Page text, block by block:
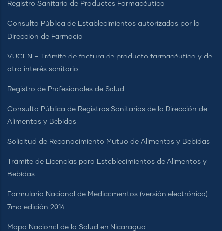
Registro Sanitario de Productos Farmacéutico
Consulta Pública de Establecimientos autorizados por la
Dirección de Farmacia
VUCEN – Trámite de factura de producto farmacéutico y de
otro interés sanitario
Registro de Profesionales de Salud
Consulta Pública de Registros Sanitarios de la Dirección de
Alimentos y Bebidas
Solicitud de Reconocimiento Mutuo de Alimentos y Bebidas
Trámite de Licencias para Establecimientos de Alimentos y
Bebidas
Formulario Nacional de Medicamentos (versión electrónica)
7ma edición 2014
Mapa Nacional de la Salud en Nicaragua